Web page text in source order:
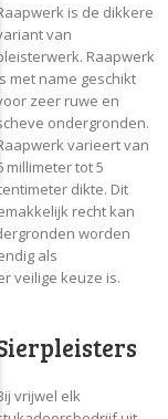
is de dikkere
van
Raapwerk
met name geschikt
zeer ruwe en
ondergronden.
varieert van
millimeter tot 5
dikte. Dit
recht kan
worden
als
veilige keuze is.
vrijwel elk